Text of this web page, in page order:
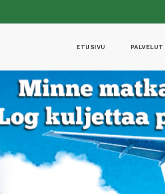
ETUSIVU PALVELUT